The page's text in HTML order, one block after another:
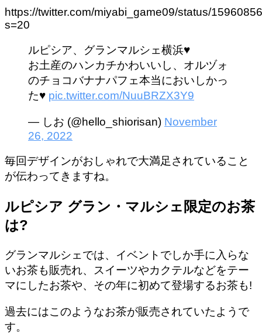
https://twitter.com/miyabi_game09/status/
s=20
ルピシア、グランマルシェ横浜♥
お土産のハンカチかわいいし、オルヅォ
のチョコバナナパフェ本当においしかっ
た♥ pic.twitter.com/NuuBRZX3Y9
— しお (@hello_shiorisan) November
26, 2022
毎回デザインがおしゃれで大満足されていること
が伝わってきますね。
ルピシア グラン・マルシェ限定のお茶
は?
グランマルシェでは、イベントでしか手に入らな
いお茶も販売れ、スイーツやカクテルなどをテー
マにしたお茶や、その年に初めて登場するお茶も!
過去にはこのようなお茶が販売されていたようで
す。